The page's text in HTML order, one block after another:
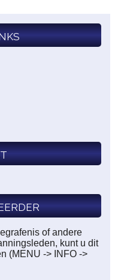
of andere
kunt u dit
(MENU -> INFO ->